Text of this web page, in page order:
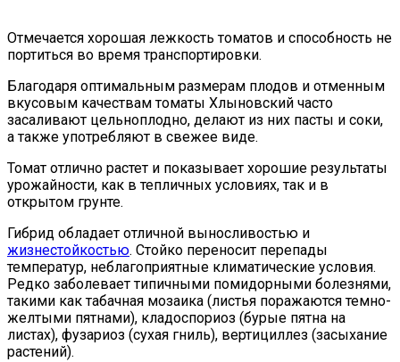
Отмечается хорошая лежкость томатов и способность не
портиться во время транспортировки.
Благодаря оптимальным размерам плодов и отменным
вкусовым качествам томаты Хлыновский часто
засаливают цельноплодно, делают из них пасты и соки,
а также употребляют в свежее виде.
Томат отлично растет и показывает хорошие результаты
урожайности, как в тепличных условиях, так и в
открытом грунте.
Гибрид обладает отличной выносливостью и
жизнестойкостью. Стойко переносит перепады
температур, неблагоприятные климатические условия.
Редко заболевает типичными помидорными болезнями,
такими как табачная мозаика (листья поражаются темно-
желтыми пятнами), кладоспориоз (бурые пятна на
листах), фузариоз (сухая гниль), вертициллез (засыхание
растений).